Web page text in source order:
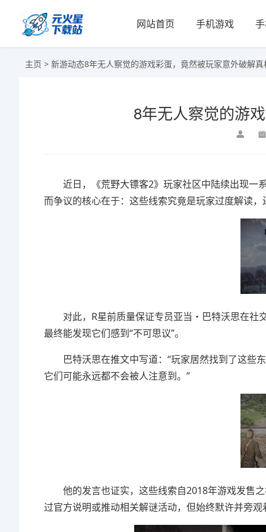
网站首页 手机游戏
主页 > 新游动态8年无人察觉的游戏彩蛋，竟然被玩家意外破解真
8年无人察觉的游
近日，《荒野大镖客2》玩家社区中陆续出现一
而争议的核心在于：这些线索究竟是玩家过度解读
对此，R星前质量保证专员亚当・巴特沃思在社
最终能发现它们感到“不可思议”。
巴特沃思在推文中写道：“玩家居然找到了这些
它们可能永远都不会被人注意到。”
他的发言也证实，这些线索自2018年游戏发售之
过官方说明或推动相关解谜活动，但始终默许并旁